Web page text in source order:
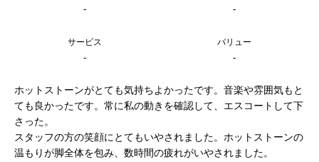
- -
サービス
-
バリュー
-
ホットストーンがとても気持ちよかったです。音楽や雰囲気もと
ても良かったです。常に私の動きを確認して、エスコートして下
さった。
スタッフの方の笑顔にとてもいやされました。ホットストーンの
温もりが脚全体を包み、数時間の疲れがいやされました。